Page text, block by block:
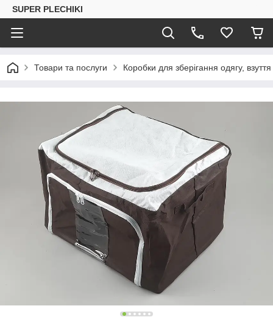
SUPER PLECHIKI
Товари та послуги Коробки для зберігання одягу,